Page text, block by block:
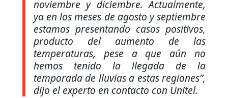
noviembre y diciembre. Actualmente,
ya en los meses de agosto y septiembre
estamos presentando casos positivos,
producto del aumento de las
temperaturas, pese a que aún no
hemos tenido la llegada de la
temporada de lluvias a estas regiones”,
dijo el experto en contacto con Unitel.